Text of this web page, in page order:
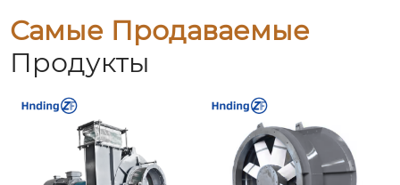
Самые Продаваемые
Продукты